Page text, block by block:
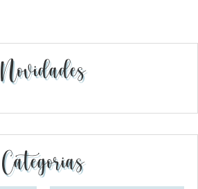
Novidades
Categorias